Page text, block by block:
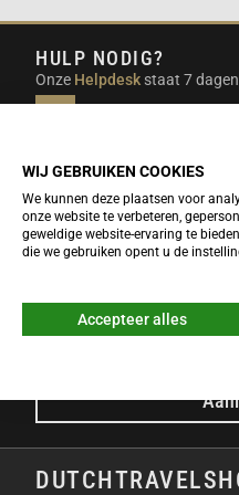
HULP NODIG?
Onze Helpdesk staat 7
beantwoorden.
NIEUWSBRIEF
Meld je nu gratis aan voor de
E-mailadres
WIJ GEBRUIKEN COOKIES
We kunnen deze plaatsen voor
onze website te verbeteren,
geweldige website-ervaring te
die we gebruiken opent u de
Accepteer alles